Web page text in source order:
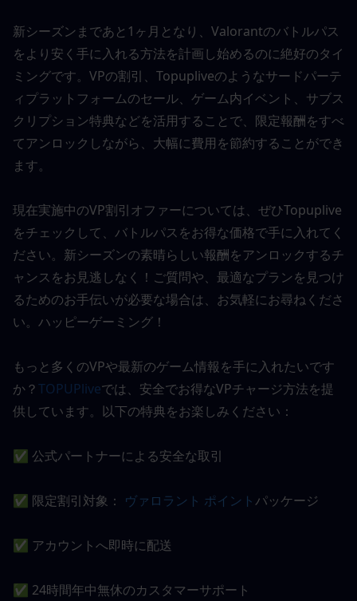
新シーズンまであと1ヶ月となり、Valorantのバトルパス
をより安く手に入れる方法を計画し始めるのに絶好のタイ
ミングです。VPの割引、Topupliveのようなサードパーテ
ィプラットフォームのセール、ゲーム内イベント、サブス
クリプション特典などを活用することで、限定報酬をすべ
てアンロックしながら、大幅に費用を節約することができ
ます。
現在実施中のVP割引オファーについては、ぜひTopuplive
をチェックして、バトルパスをお得な価格で手に入れてく
ださい。新シーズンの素晴らしい報酬をアンロックするチ
ャンスをお見逃しなく！ご質問や、最適なプランを見つけ
るためのお手伝いが必要な場合は、お気軽にお尋ねくださ
い。ハッピーゲーミング！
もっと多くのVPや最新のゲーム情報を手に入れたいです
か？TOPUPliveでは、安全でお得なVPチャージ方法を提
供しています。以下の特典をお楽しみください：
✅ 公式パートナーによる安全な取引
✅ 限定割引対象： ヴァロラント ポイントパッケージ
✅ アカウントへ即時に配送
✅ 24時間年中無休のカスタマーサポート